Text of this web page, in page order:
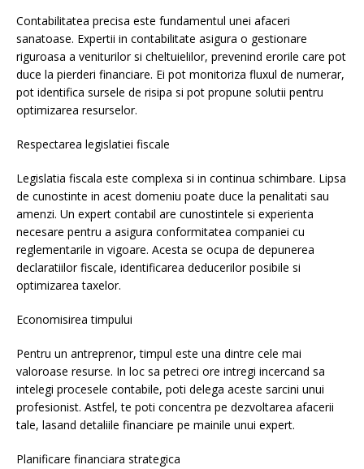
Contabilitatea precisa este fundamentul unei afaceri
sanatoase. Expertii in contabilitate asigura o gestionare
riguroasa a veniturilor si cheltuielilor, prevenind erorile care pot
duce la pierderi financiare. Ei pot monitoriza fluxul de numerar,
pot identifica sursele de risipa si pot propune solutii pentru
optimizarea resurselor.
Respectarea legislatiei fiscale
Legislatia fiscala este complexa si in continua schimbare. Lipsa
de cunostinte in acest domeniu poate duce la penalitati sau
amenzi. Un expert contabil are cunostintele si experienta
necesare pentru a asigura conformitatea companiei cu
reglementarile in vigoare. Acesta se ocupa de depunerea
declaratiilor fiscale, identificarea deducerilor posibile si
optimizarea taxelor.
Economisirea timpului
Pentru un antreprenor, timpul este una dintre cele mai
valoroase resurse. In loc sa petreci ore intregi incercand sa
intelegi procesele contabile, poti delega aceste sarcini unui
profesionist. Astfel, te poti concentra pe dezvoltarea afacerii
tale, lasand detaliile financiare pe mainile unui expert.
Planificare financiara strategica